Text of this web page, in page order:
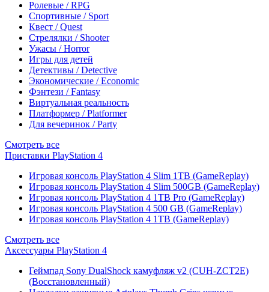
Ролевые / RPG
Спортивные / Sport
Квест / Quest
Стрелялки / Shooter
Ужасы / Horror
Игры для детей
Детективы / Detective
Экономические / Economic
Фэнтези / Fantasy
Виртуальная реальность
Платформер / Platformer
Для вечеринок / Party
Смотреть все
Приставки PlayStation 4
Игровая консоль PlayStation 4 Slim 1TB (GameReplay)
Игровая консоль PlayStation 4 Slim 500GB (GameReplay)
Игровая консоль PlayStation 4 1TB Pro (GameReplay)
Игровая консоль PlayStation 4 500 GB (GameReplay)
Игровая консоль PlayStation 4 1TB (GameReplay)
Смотреть все
Аксессуары PlayStation 4
Геймпад Sony DualShock камуфляж v2 (CUH-ZCT2E)
(Восстановленный)